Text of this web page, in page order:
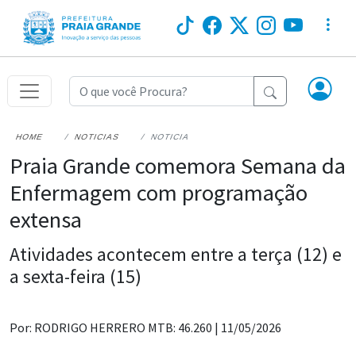
HOME NOTICIAS NOTICIA
Praia Grande comemora Semana da
Enfermagem com programação
extensa
Atividades acontecem entre a terça (12) e
a sexta-feira (15)
Por: RODRIGO HERRERO MTB: 46.260 | 11/05/2026